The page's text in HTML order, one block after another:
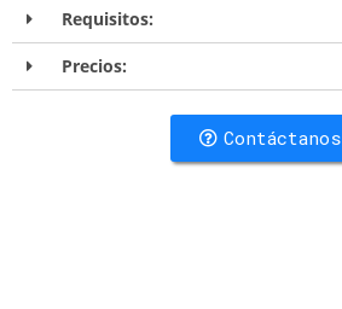
Requisitos:
Precios:
Contáctanos